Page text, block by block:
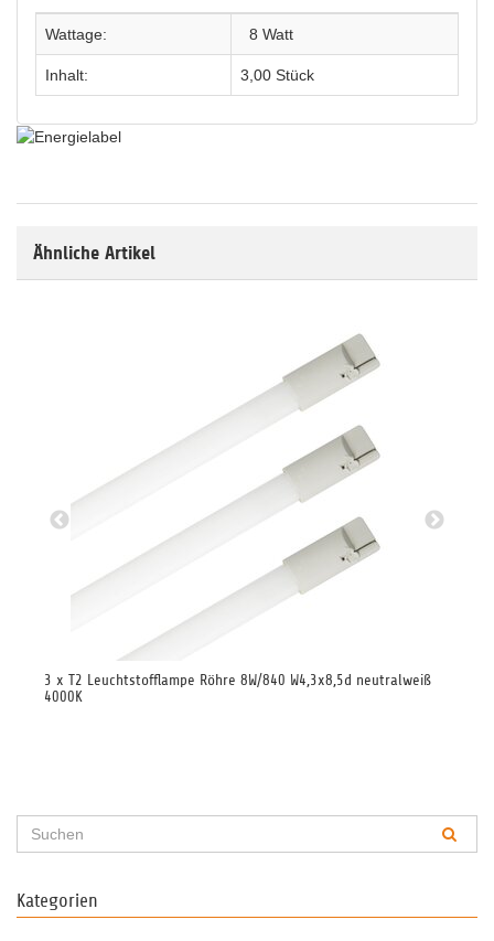
Wattage: 8 Watt
Inhalt: 3,00 Stück
Ähnliche Artikel
3 x T2 Leuchtstofflampe Röhre 8W/840 W4,3x8,5d neutralweiß
4000K
Kategorien